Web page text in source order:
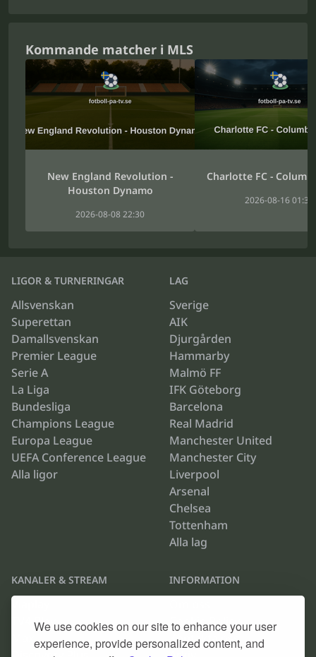
We use cookies on our site to enhance your user
experience, provide personalized content, and
Kommande matcher i MLS
New England Revolution -
Houston Dynamo
2026-08-08 22:30
Charlotte FC -
2026-08-16 01:30
LIGOR & TURNERINGAR
Allsvenskan
Superettan
Damallsvenskan
Premier League
Serie A
La Liga
Bundesliga
Champions League
Europa League
UEFA Conference League
Alla ligor
LAG
Sverige
AIK
Djurgården
Hammarby
Malmö FF
IFK Göteborg
Barcelona
Real Madrid
Manchester United
Manchester City
Liverpool
Arsenal
Chelsea
Tottenham
Alla lag
KANALER & STREAM
TV4 Play
INFORMATION
Cookie Policy
Kontakta oss